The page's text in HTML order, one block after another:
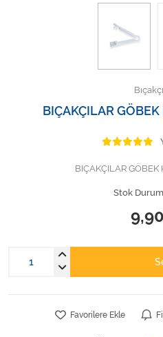
Tüm Kategorileri Gör
BIÇAKÇILAR
BIÇAKÇILAR GÖBEK
Stok
Favorilere Ekle